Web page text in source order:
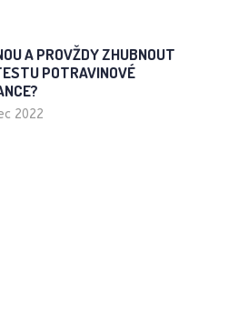
A PROVŽDY ZHUBNOUT
POTRAVINOVÉ
2022